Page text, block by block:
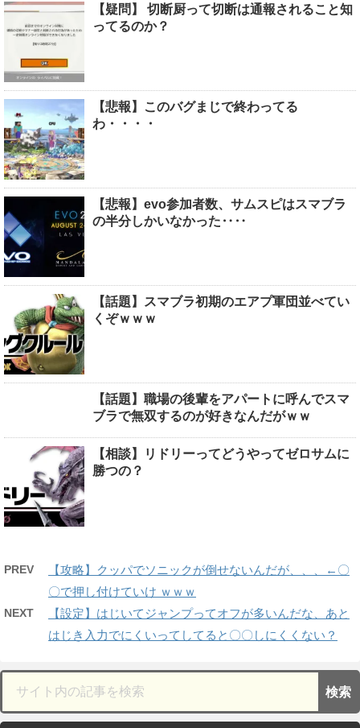
【疑問】 切断厨って切断は通報されること知
ってるのか？
【悲報】このバグまじで終わってる
わ・・・・
【悲報】evo参加者数、サムスピはスマブラ
の半分しかいなかった‥‥
【話題】スマブラ初期のエアプ軍団並べてい
くぞｗｗｗ
【話題】職場の後輩をアパートに呼んでスマ
ブラで無双するのが好きなんだがｗｗ
【相談】リドリーってどうやってゼロサムに
勝つの？
PREV
【攻略】クッパでソニックが倒せないんだが、、、←〇
〇で押し付けていけ ｗｗｗ
NEXT
【設定】はじいてジャンプってオフが多いんだな、あと
はじき入力でにくいってしてると〇〇しにくくない？